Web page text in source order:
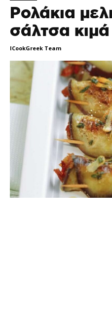
Ρολάκια
σάλτσα κιμά
ICookGreek Team